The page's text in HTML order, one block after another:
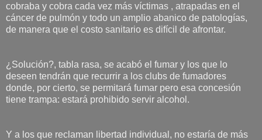
cobraba y cobra cada vez más víctimas , atrapadas en el
cáncer de pulmón y todo un amplio abanico de patologías,
de manera que el costo sanitario es difícil de afrontar.
¿Solución?, tabla rasa, se acabó el fumar y los que lo
deseen tendrán que recurrir a los clubs de fumadores
donde, por cierto, se permitará fumar pero esa concesión
tiene trampa: estará prohibido servir alcohol.
Y a los que reclaman libertad individual, no estaría de más